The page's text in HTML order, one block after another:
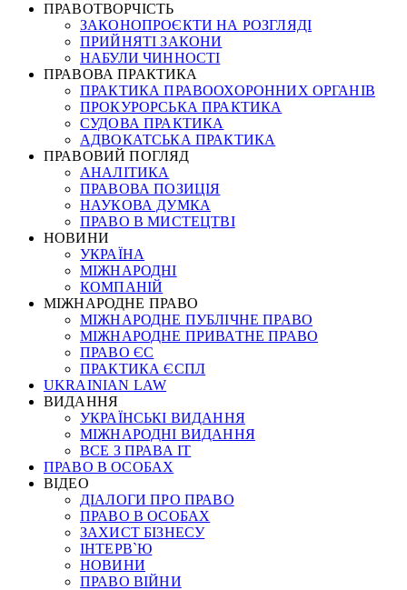
ПРАВОТВОРЧІСТЬ
ЗАКОНОПРОЄКТИ НА РОЗГЛЯДІ
ПРИЙНЯТІ ЗАКОНИ
НАБУЛИ ЧИННОСТІ
ПРАВОВА ПРАКТИКА
ПРАКТИКА ПРАВООХОРОННИХ ОРГАНІВ
ПРОКУРОРСЬКА ПРАКТИКА
СУДОВА ПРАКТИКА
АДВОКАТСЬКА ПРАКТИКА
ПРАВОВИЙ ПОГЛЯД
АНАЛІТИКА
ПРАВОВА ПОЗИЦІЯ
НАУКОВА ДУМКА
ПРАВО В МИСТЕЦТВІ
НОВИНИ
УКРАЇНА
МІЖНАРОДНІ
КОМПАНІЙ
МІЖНАРОДНЕ ПРАВО
МІЖНАРОДНЕ ПУБЛІЧНЕ ПРАВО
МІЖНАРОДНЕ ПРИВАТНЕ ПРАВО
ПРАВО ЄС
ПРАКТИКА ЄСПЛ
UKRAINIAN LAW
ВИДАННЯ
УКРАЇНСЬКІ ВИДАННЯ
МІЖНАРОДНІ ВИДАННЯ
ВСЕ З ПРАВА ІТ
ПРАВО В ОСОБАХ
ВІДЕО
ДІАЛОГИ ПРО ПРАВО
ПРАВО В ОСОБАХ
ЗАХИСТ БІЗНЕСУ
ІНТЕРВ`Ю
НОВИНИ
ПРАВО ВІЙНИ